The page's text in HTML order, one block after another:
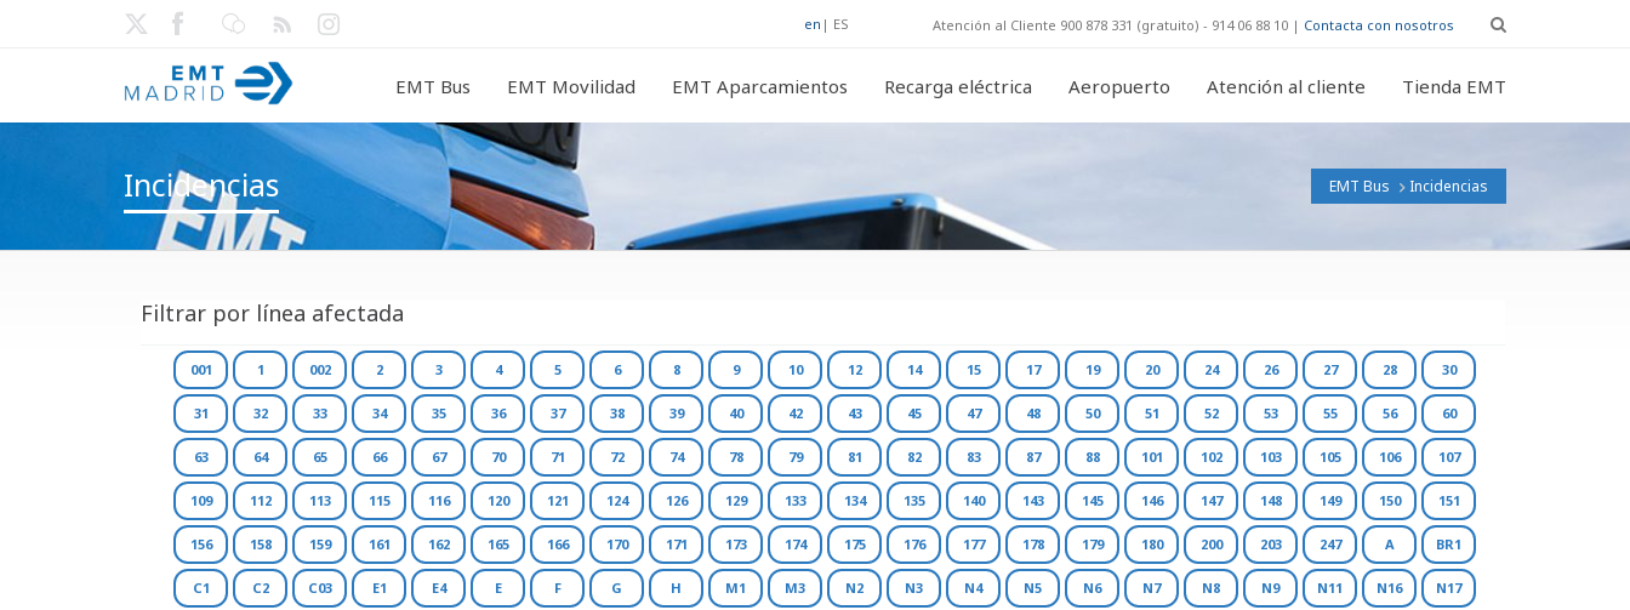
en | ES Atención al Cliente 900 878 331 (gratuito) - 914 06 88 10 | Contacta con nosotros
EMT Bus EMT Movilidad EMT Aparcamientos Recarga eléctrica Aeropuerto Atención al cliente Tienda EMT
Incidencias EMT Bus Incidencias
Filtrar por línea afectada
001 1 002 2 3 4 5 6 8 9 10 12 14 15 17 19 20 24 26 27 28 30
31 32 33 34 35 36 37 38 39 40 42 43 45 47 48 50 51 52 53 55 56 60
63 64 65 66 67 70 71 72 74 78 79 81 82 83 87 88 101 102 103 105 106 107
109 112 113 115 116 120 121 124 126 129 133 134 135 140 143 145 146 147 148 149 150 151
156 158 159 161 162 165 166 170 171 173 174 175 176 177 178 179 180 200 203 247 A BR1
C1 C2 C03 E1 E4 E F G H M1 M3 N2 N3 N4 N5 N6 N7 N8 N9 N11 N16 N17